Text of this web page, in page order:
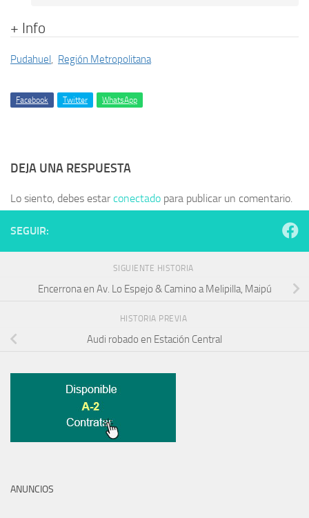
+ Info
Pudahuel, Región Metropolitana
Facebook Twitter WhatsApp
DEJA UNA RESPUESTA
Lo siento, debes estarconectado para publicar un comentario.
SEGUIR:
SIGUIENTE HISTORIA
Encerrona en Av. Lo Espejo & Camino a Melipilla, Maipú
HISTORIA PREVIA
Audi robado en Estación Central
ANUNCIOS